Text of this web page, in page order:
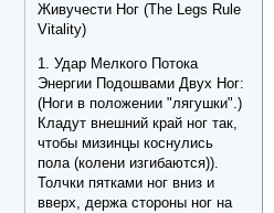
Живучести Ног (The Legs Rule
Vitality)
1. Удар Мелкого Потока
Энергии Подошвами Двух Ног:
(Ноги в положении "лягушки".)
Кладут внешний край ног так,
чтобы мизинцы коснулись
пола (колени изгибаются)).
Толчки пятками ног вниз и
вверх, держа стороны ног на